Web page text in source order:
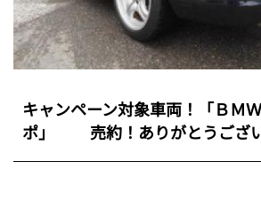
キャンペーン対象車両！「ＢＭ
ポ」 売約！ありがとうござい